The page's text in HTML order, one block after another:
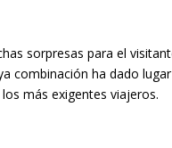
sorpresas para el
combinación ha dado
más exigentes viajeros.